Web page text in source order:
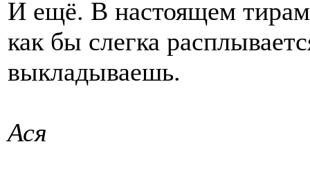
И ещё. В настоящем
как бы слегка
выкладываешь.
Ася